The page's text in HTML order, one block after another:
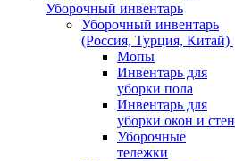
Уборочный инвентарь
Уборочный инвентарь
(Россия, Турция, Китай)
Мопы
Инвентарь для
уборки пола
Инвентарь для
уборки окон и стен
Уборочные
тележки